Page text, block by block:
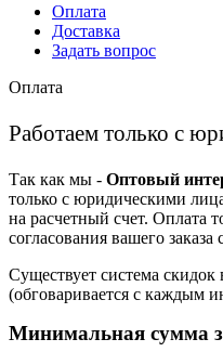
Оплата
Доставка
Задать вопрос
Оплата
Работаем только с
Так как мы - Оптовый
только с юридическими
на расчетный счет. Оплата
согласования вашего
Существует система скидок
(обговаривается с каждым
Минимальная сумма